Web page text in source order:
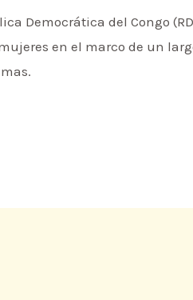
Democrática del Congo
en el marco de un